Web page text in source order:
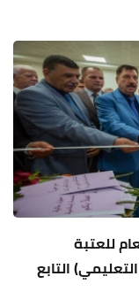
للعتبة
التابع